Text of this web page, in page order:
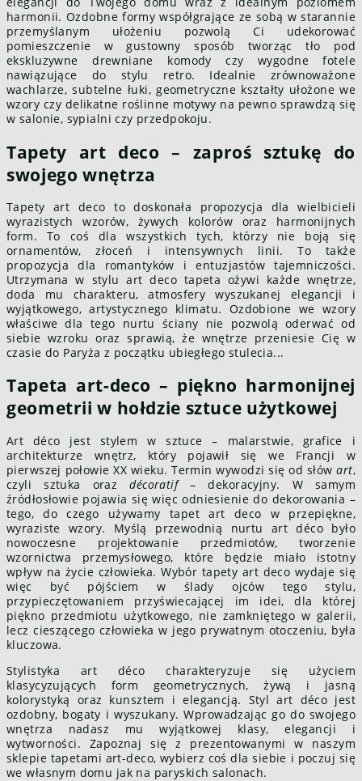
harmonii. Ozdobne formy współgrające ze sobą w starannie
przemyślanym ułożeniu pozwolą Ci udekorować
pomieszczenie w gustowny sposób tworząc tło pod
ekskluzywne drewniane komody czy wygodne fotele
nawiązujące do stylu retro. Idealnie zrównoważone
wachlarze, subtelne łuki, geometryczne kształty ułożone we
wzory czy delikatne roślinne motywy na pewno sprawdzą się
w salonie, sypialni czy przedpokoju.
Tapety art deco – zaproś sztukę do
swojego wnętrza
Tapety art deco to doskonała propozycja dla wielbicieli
wyrazistych wzorów, żywych kolorów oraz harmonijnych
form. To coś dla wszystkich tych, którzy nie boją się
ornamentów, złoceń i intensywnych linii. To także
propozycja dla romantyków i entuzjastów tajemniczości.
Utrzymana w stylu art deco tapeta ożywi każde wnętrze,
doda mu charakteru, atmosfery wyszukanej elegancji i
wyjątkowego, artystycznego klimatu. Ozdobione we wzory
właściwe dla tego nurtu ściany nie pozwolą oderwać od
siebie wzroku oraz sprawią, że wnętrze przeniesie Cię w
czasie do Paryża z początku ubiegłego stulecia...
Tapeta art-deco – piękno harmonijnej
geometrii w hołdzie sztuce użytkowej
Art déco jest stylem w sztuce – malarstwie, grafice i
architekturze wnętrz, który pojawił się we Francji w
pierwszej połowie XX wieku. Termin wywodzi się od słówart,
czyli sztuka orazdécoratif– dekoracyjny. W samym
źródłosłowie pojawia się więc odniesienie do dekorowania –
tego, do czego używamy tapet art deco w przepiękne,
wyraziste wzory. Myślą przewodnią nurtu art déco było
nowoczesne projektowanie przedmiotów, tworzenie
wzornictwa przemysłowego, które będzie miało istotny
wpływ na życie człowieka. Wybór tapety art deco wydaje się
więc być pójściem w ślady ojców tego stylu,
przypieczętowaniem przyświecającej im idei, dla której
piękno przedmiotu użytkowego, nie zamkniętego w galerii,
lecz cieszącego człowieka w jego prywatnym otoczeniu, była
kluczowa.
Stylistyka art déco charakteryzuje się użyciem
klasycyzujących form geometrycznych, żywą i jasną
kolorystyką oraz kunsztem i elegancją. Styl art déco jest
ozdobny, bogaty i wyszukany. Wprowadzając go do swojego
wnętrza nadasz mu wyjątkowej klasy, elegancji i
wytworności. Zapoznaj się z prezentowanymi w naszym
sklepie tapetami art-deco, wybierz coś dla siebie i poczuj się
we własnym domu jak na paryskich salonach.